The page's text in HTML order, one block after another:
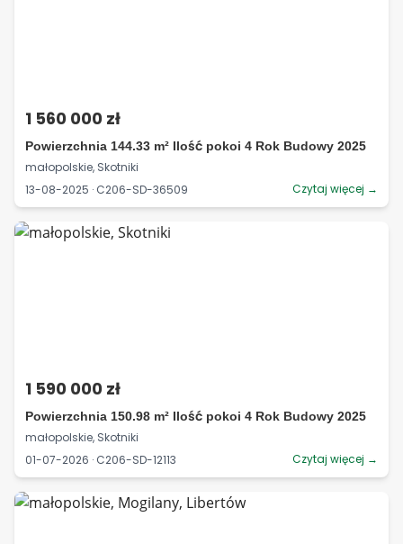
1 560 000 zł
Powierzchnia 144.33 m² Ilość pokoi 4 Rok Budowy 2025
małopolskie, Skotniki
13-08-2025 · C206-SD-36509
Czytaj więcej →
1 590 000 zł
Powierzchnia 150.98 m² Ilość pokoi 4 Rok Budowy 2025
małopolskie, Skotniki
01-07-2026 · C206-SD-12113
Czytaj więcej →